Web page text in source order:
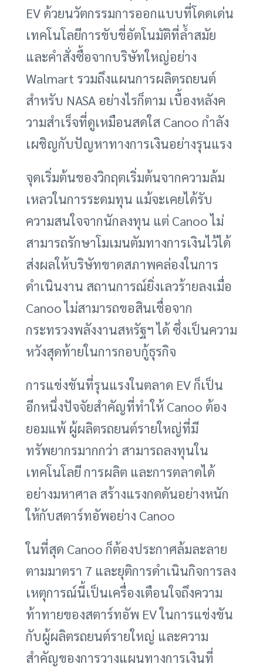
EV ด้วยนวัตกรรมการออกแบบที่โดดเด่น
เทคโนโลยีการขับขี่อัตโนมัติที่ล้ำสมัย
และคำสั่งซื้อจากบริษัทใหญ่อย่าง
Walmart รวมถึงแผนการผลิตรถยนต์
สำหรับ NASA อย่างไรก็ตาม เบื้องหลังค
วามสำเร็จที่ดูเหมือนสดใส Canoo กำลัง
เผชิญกับปัญหาทางการเงินอย่างรุนแรง
จุดเริ่มต้นของวิกฤตเริ่มต้นจากความล้ม
เหลวในการระดมทุน แม้จะเคยได้รับ
ความสนใจจากนักลงทุน แต่ Canoo ไม่
สามารถรักษาโมเมนตัมทางการเงินไว้ได้
ส่งผลให้บริษัทขาดสภาพคล่องในการ
ดำเนินงาน สถานการณ์ยิ่งเลวร้ายลงเมื่อ
Canoo ไม่สามารถขอสินเชื่อจาก
กระทรวงพลังงานสหรัฐฯ ได้ ซึ่งเป็นความ
หวังสุดท้ายในการกอบกู้ธุรกิจ
การแข่งขันที่รุนแรงในตลาด EV ก็เป็น
อีกหนึ่งปัจจัยสำคัญที่ทำให้ Canoo ต้อง
ยอมแพ้ ผู้ผลิตรถยนต์รายใหญ่ที่มี
ทรัพยากรมากกว่า สามารถลงทุนใน
เทคโนโลยี การผลิต และการตลาดได้
อย่างมหาศาล สร้างแรงกดดันอย่างหนัก
ให้กับสตาร์ทอัพอย่าง Canoo
ในที่สุด Canoo ก็ต้องประกาศล้มละลาย
ตามมาตรา 7 และยุติการดำเนินกิจการลง
เหตุการณ์นี้เป็นเครื่องเตือนใจถึงความ
ท้าทายของสตาร์ทอัพ EV ในการแข่งขัน
กับผู้ผลิตรถยนต์รายใหญ่ และความ
สำคัญของการวางแผนทางการเงินที่